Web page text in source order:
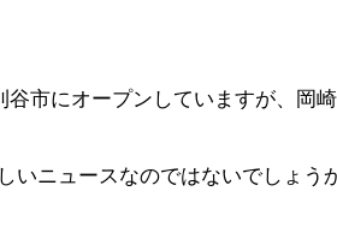
市にオープンしていますが、岡
いニュースなのではないでしょう